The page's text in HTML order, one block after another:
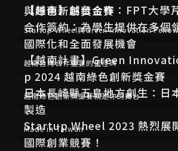
服務項目
執行實績
諮詢預約
數位轉型培力補助計畫(已截
止)
創業顧問免費諮詢申請
與綠色新創獎金賽
Startup Wheel與Green Innovation
【越南】越台合作：FPT大學
合作簽約：為學生提供在多個
國際化和全面發展機會
越南台灣合作重要的里程碑
【越南計畫】Green
p 2024 越南綠色創新獎金賽
越南綠色創新獎金賽就是你的舞台
日本長崎縣五島地方創生：日
製造
Made in Taiwan
Startup Wheel 2023 熱烈展
國際創業競賽！